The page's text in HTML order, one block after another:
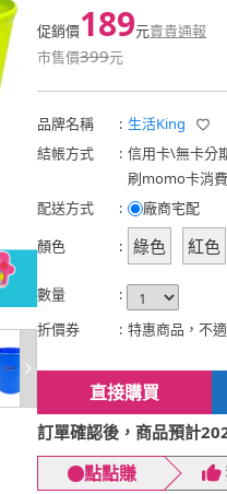
促銷價189元賣貴通報
市售價399元
品牌名稱 : 生活King
結帳方式
: 信用卡\無卡分
刷momo卡消
配送方式
:
廠商宅配
顏色
: 綠色 紅色
數量
:
折價券
: 特惠商品，不
直接購買
訂單確認後，商品預計
點點賺